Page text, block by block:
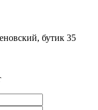
бутик 35